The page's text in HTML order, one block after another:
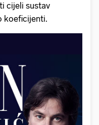
cijeli sustav
koeficijenti.